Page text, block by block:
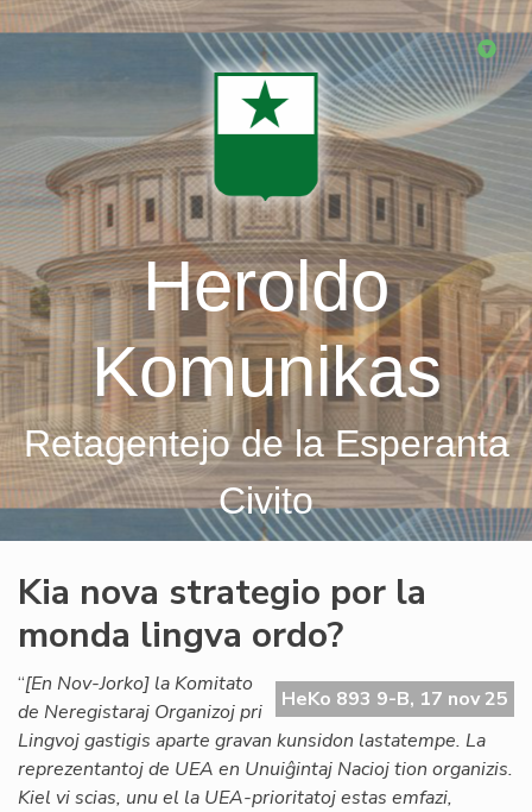
Skip
Heroldo
Komunikas
Retagentejo de la Esperanta
Civito
Kia nova strategio por la
monda lingva ordo?
HeKo 893 9-B, 17 nov 25
“[En Nov-Jorko] la Komitato
de Neregistaraj Organizoj pri
Lingvoj gastigis aparte gravan kunsidon lastatempe. La
reprezentantoj de UEA en Unuiĝintaj Nacioj tion organizis.
Kiel vi scias, unu el la UEA-prioritatoj estas emfazi,